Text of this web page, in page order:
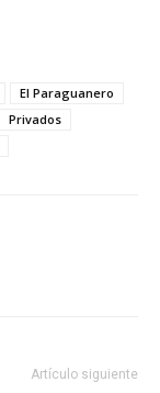
El Paraguanero
Privados
Artículo siguiente